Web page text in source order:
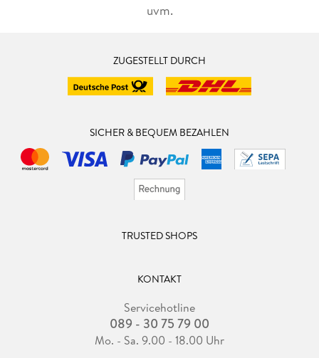
uvm.
ZUGESTELLT DURCH
SICHER & BEQUEM BEZAHLEN
TRUSTED SHOPS
KONTAKT
Servicehotline
089 - 30 75 79 00
Mo. - Sa. 9.00 - 18.00 Uhr